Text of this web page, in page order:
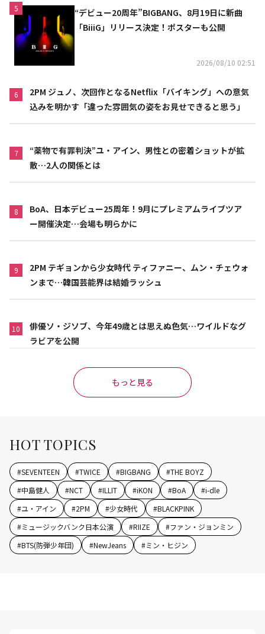
5
“デビュー20周年”BIGBANG、8月19日に新曲
「BiiiG」リリース決定！ポスターも公開
2026/08/10 02:51
6
2PM ジュノ、次回作となるNetflix「バイキング」への意気
込みを明かす「違った雰囲気の姿をお見せできると思う」
7
“薬物で有罪判決”ユ・アイン、男性との密着ショットが拡
散…2人の関係とは
8
BoA、日本デビュー25周年！9月にプレミアムライブツア
ー開催決定…会場も明らかに
9
2PM テギョンから少女時代 ティファニー、ムン・チェウォ
ンまで…韓国芸能界は結婚ラッシュ
10
俳優ソ・ジソブ、今年49歳とは思えぬ色気…ワイルドなグ
ラビアを公開
もっと見る
HOT TOPICS
#SEVENTEEN #TWICE #BIGBANG #THE BOYZ
#中島健人 #NCT #ILLIT #iKON #BoA #i-dle
#ユ・アイン #2PM #少女時代 #BLACKPINK
#ミュージックバンク日本公演 #RIIZE #ファン・ジョンミン
#BTS(防弾少年団) #NewJeans #ミン・ヒジン